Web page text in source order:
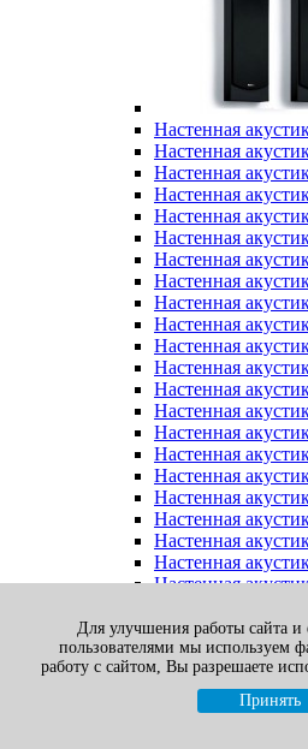
Настенная
Настенная
Настенная
Настенная
Настенная
Настенная
Настенная
Настенная
Настенная
Настенная
Настенная
Настенная
Настенная
Настенная
Настенная
Настенная
Настенная
Настенная
Настенная
Настенная
Настенная
Настенная
Настенная
Настенная
Настенная
Настенная
Настенная
Для улучшения работы сайта и
пользователями мы используем
работу с сайтом, Вы разрешаете
Принять